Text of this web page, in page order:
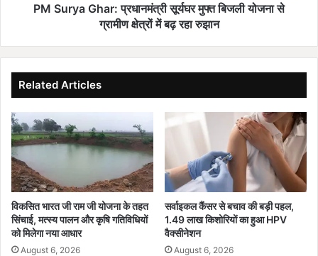
:
क्स
भा
वि
त
सु
क
मा
से
आ
त्म
मं
त्री
सू
र्य
घ
र
मु
फ्त
बि
ज
ली
PM Surya Ghar: प्रधानमंत्री सूर्यघर मुफ्त बिजली योजना से
ग्रामीण क्षेत्रों में बढ़ रहा रुझान
Related Articles
विकसित भारत जी राम जी योजना के तहत
सिंचाई, मत्स्य पालन और कृषि गतिविधियों
को मिलेगा नया आधार
August 6, 2026
सर्वाइकल कैंसर से बचाव की बड़ी पहल,
1.49 लाख किशोरियों का हुआ HPV
वैक्सीनेशन
August 6, 2026